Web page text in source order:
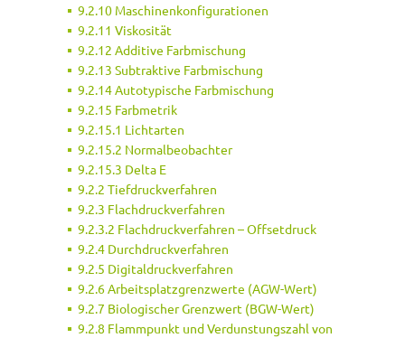
9.2.10 Maschinenkonfigurationen
9.2.11 Viskosität
9.2.12 Additive Farbmischung
9.2.13 Subtraktive Farbmischung
9.2.14 Autotypische Farbmischung
9.2.15 Farbmetrik
9.2.15.1 Lichtarten
9.2.15.2 Normalbeobachter
9.2.15.3 Delta E
9.2.2 Tiefdruckverfahren
9.2.3 Flachdruckverfahren
9.2.3.2 Flachdruckverfahren – Offsetdruck
9.2.4 Durchdruckverfahren
9.2.5 Digitaldruckverfahren
9.2.6 Arbeitsplatzgrenzwerte (AGW-Wert)
9.2.7 Biologischer Grenzwert (BGW-Wert)
9.2.8 Flammpunkt und Verdunstungszahl von